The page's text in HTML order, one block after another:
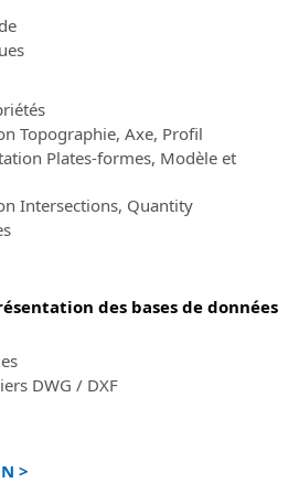
Topographie, Axe, Profil
Plates-formes, Modèle et
Intersections, Quantity
des bases de données
DWG / DXF
>